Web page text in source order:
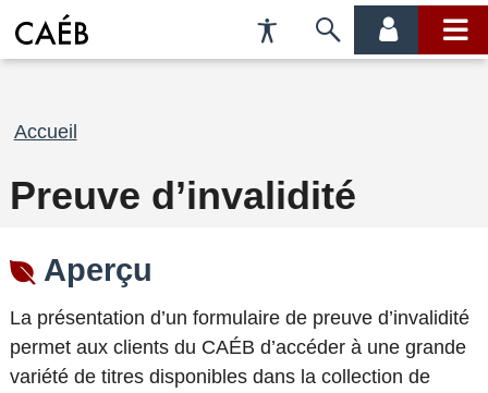
Préférences
d'accessibilité
Passer
menu
menu
Fil
Accueil
Preuve d’invalidité
Aperçu
La présentation d’un formulaire de preuve d’invalidité
permet aux clients du CAÉB d’accéder à une grande
variété de titres disponibles dans la collection de